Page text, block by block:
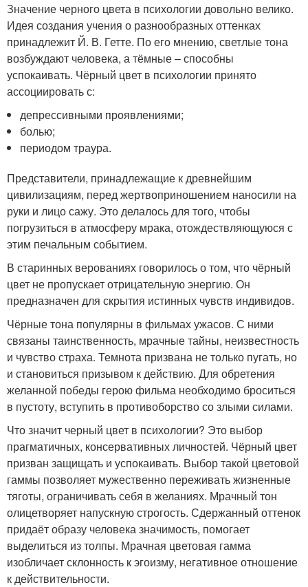
Значение черного цвета в психологии довольно велико.
Идея создания учения о разнообразных оттенках
принадлежит Й. В. Гетте. По его мнению, светлые тона
возбуждают человека, а тёмные – способны
успокаивать. Чёрный цвет в психологии принято
ассоциировать с:
депрессивными проявлениями;
болью;
периодом траура.
Представители, принадлежащие к древнейшим
цивилизациям, перед жертвоприношением наносили на
руки и лицо сажу. Это делалось для того, чтобы
погрузиться в атмосферу мрака, отождествляющуюся с
этим печальным событием.
В старинных верованиях говорилось о том, что чёрный
цвет не пропускает отрицательную энергию. Он
предназначен для скрытия истинных чувств индивидов.
Чёрные тона популярны в фильмах ужасов. С ними
связаны таинственность, мрачные тайны, неизвестность
и чувство страха. Темнота призвана не только пугать, но
и становиться призывом к действию. Для обретения
желанной победы герою фильма необходимо броситься
в пустоту, вступить в противоборство со злыми силами.
Что значит черный цвет в психологии? Это выбор
прагматичных, консервативных личностей. Чёрный цвет
призван защищать и успокаивать. Выбор такой цветовой
гаммы позволяет мужественно переживать жизненные
тяготы, ограничивать себя в желаниях. Мрачный тон
олицетворяет напускную строгость. Сдержанный оттенок
придаёт образу человека значимость, помогает
выделиться из толпы. Мрачная цветовая гамма
изобличает склонность к эгоизму, негативное отношение
к действительности.